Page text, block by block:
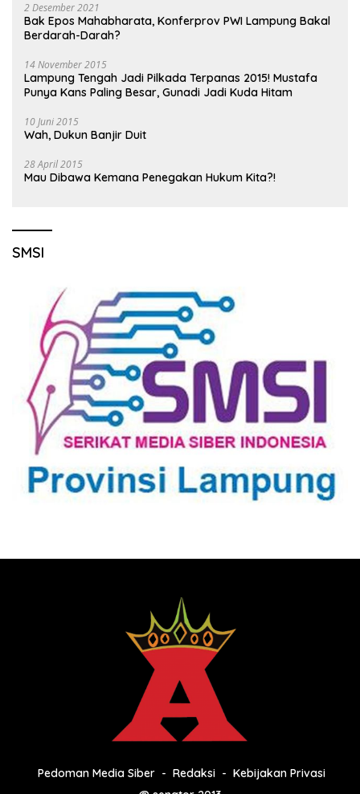
2 Desember 2021
Bak Epos Mahabharata, Konferprov PWI Lampung Bakal
Berdarah-Darah?
14 November 2015
Lampung Tengah Jadi Pilkada Terpanas 2015! Mustafa
Punya Kans Paling Besar, Gunadi Jadi Kuda Hitam
10 Juni 2015
Wah, Dukun Banjir Duit
28 April 2015
Mau Dibawa Kemana Penegakan Hukum Kita?!
SMSI
Pedoman Media Siber Redaksi
Kebijakan Privasi